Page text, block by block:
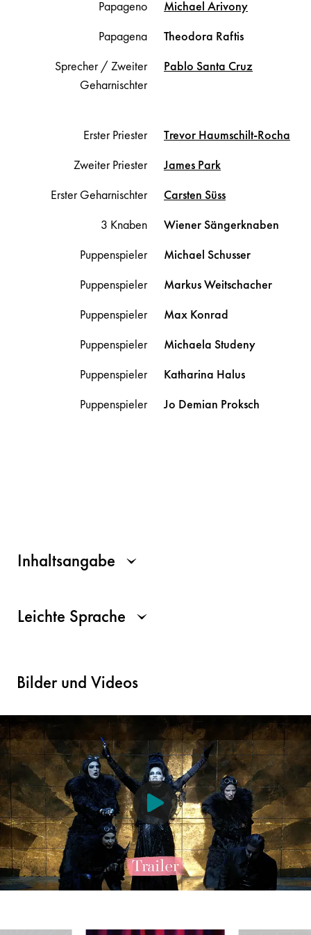
Papageno Michael Arivony
Papagena
Theodora Raftis
Sprecher / Zweiter
Geharnischter
Pablo Santa Cruz
Erster Priester Trevor Haumschilt-Rocha
Zweiter Priester
James Park
Erster Geharnischter
Carsten Süss
3 Knaben
Wiener Sängerknaben
Puppenspieler
Michael Schusser
Puppenspieler
MarkusWeitschacher
Puppenspieler
Max Konrad
Puppenspieler
Michaela Studeny
Puppenspieler
Katharina Halus
Puppenspieler
Jo Demian Proksch
Inhaltsangabe
Leichte Sprache
Bilder und Videos